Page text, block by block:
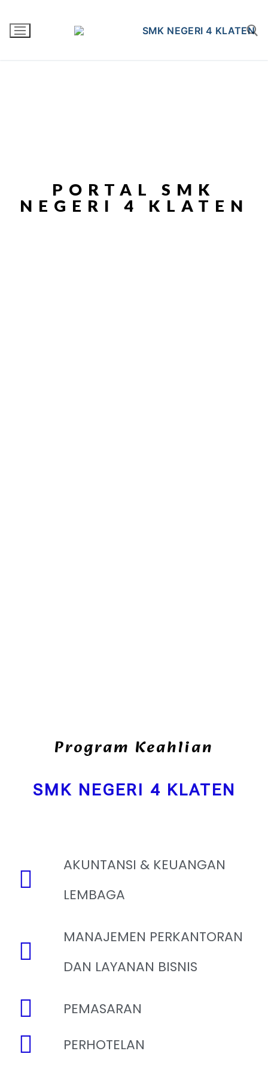
PORTAL SMK
NEGERI 4 KLATEN
Program Keahlian
SMK NEGERI 4 KLATEN
AKUNTANSI & KEUANGAN
LEMBAGA
MANAJEMEN PERKANTORAN
DAN LAYANAN BISNIS
PEMASARAN
PERHOTELAN